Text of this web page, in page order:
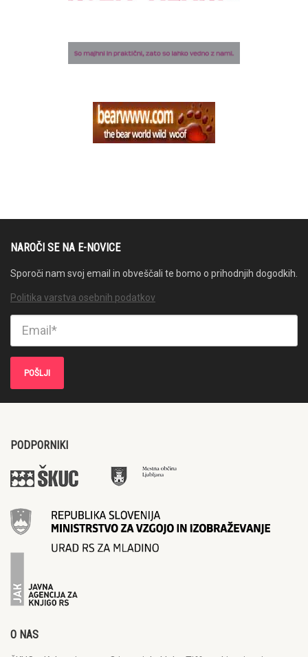
NAROČI SE NA E-NOVICE
Sporoči nam svoj email in obveščali te bomo o prihodnjih dogodkih.
Politika varstva osebnih podatkov
PODPORNIKI
O NAS